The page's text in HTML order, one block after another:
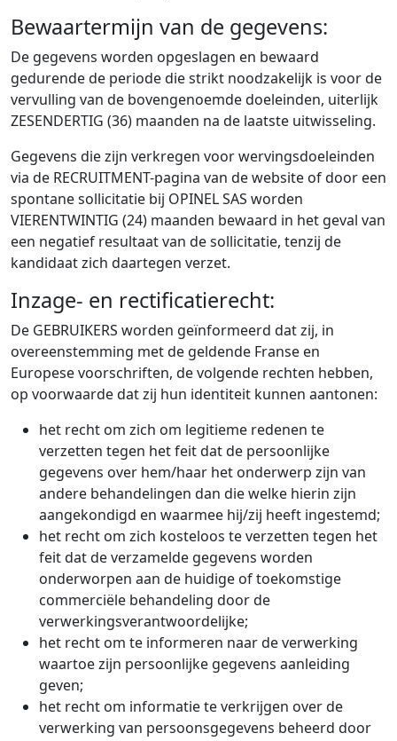
Bewaartermijn van de gegevens:
De gegevens worden opgeslagen en bewaard
gedurende de periode die strikt noodzakelijk is voor de
vervulling van de bovengenoemde doeleinden, uiterlijk
ZESENDERTIG (36) maanden na de laatste uitwisseling.
Gegevens die zijn verkregen voor wervingsdoeleinden
via de RECRUITMENT-pagina van de website of door een
spontane sollicitatie bij OPINEL SAS worden
VIERENTWINTIG (24) maanden bewaard in het geval van
een negatief resultaat van de sollicitatie, tenzij de
kandidaat zich daartegen verzet.
Inzage- en rectificatierecht:
De GEBRUIKERS worden geïnformeerd dat zij, in
overeenstemming met de geldende Franse en
Europese voorschriften, de volgende rechten hebben,
op voorwaarde dat zij hun identiteit kunnen aantonen:
het recht om zich om legitieme redenen te
verzetten tegen het feit dat de persoonlijke
gegevens over hem/haar het onderwerp zijn van
andere behandelingen dan die welke hierin zijn
aangekondigd en waarmee hij/zij heeft ingestemd;
het recht om zich kosteloos te verzetten tegen het
feit dat de verzamelde gegevens worden
onderworpen aan de huidige of toekomstige
commerciële behandeling door de
verwerkingsverantwoordelijke;
het recht om te informeren naar de verwerking
waartoe zijn persoonlijke gegevens aanleiding
geven;
het recht om informatie te verkrijgen over de
verwerking van persoonsgegevens beheerd door